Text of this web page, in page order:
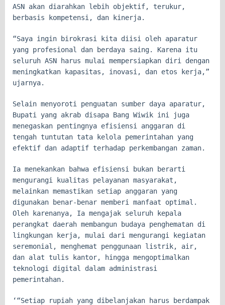
ASN akan diarahkan lebih objektif, terukur,
berbasis kompetensi, dan kinerja.
“Saya ingin birokrasi kita diisi oleh aparatur
yang profesional dan berdaya saing. Karena itu
seluruh ASN harus mulai mempersiapkan diri dengan
meningkatkan kapasitas, inovasi, dan etos kerja,”
ujarnya.
Selain menyoroti penguatan sumber daya aparatur,
Bupati yang akrab disapa Bang Wiwik ini juga
menegaskan pentingnya efisiensi anggaran di
tengah tuntutan tata kelola pemerintahan yang
efektif dan adaptif terhadap perkembangan zaman.
Ia menekankan bahwa efisiensi bukan berarti
mengurangi kualitas pelayanan masyarakat,
melainkan memastikan setiap anggaran yang
digunakan benar-benar memberi manfaat optimal.
Oleh karenanya, Ia mengajak seluruh kepala
perangkat daerah membangun budaya penghematan di
lingkungan kerja, mulai dari mengurangi kegiatan
seremonial, menghemat penggunaan listrik, air,
dan alat tulis kantor, hingga mengoptimalkan
teknologi digital dalam administrasi
pemerintahan.
‘“Setiap rupiah yang dibelanjakan harus berdampak